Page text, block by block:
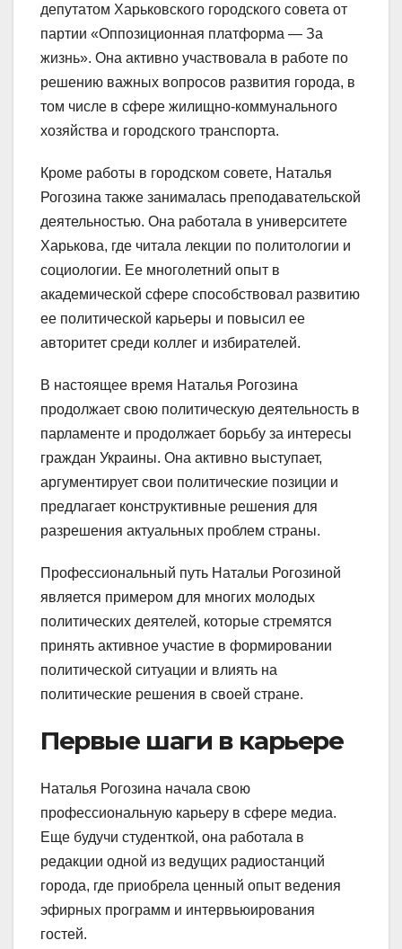
депутатом Харьковского городского совета от
партии «Оппозиционная платформа — За
жизнь». Она активно участвовала в работе по
решению важных вопросов развития города, в
том числе в сфере жилищно-коммунального
хозяйства и городского транспорта.
Кроме работы в городском совете, Наталья
Рогозина также занималась преподавательской
деятельностью. Она работала в университете
Харькова, где читала лекции по политологии и
социологии. Ее многолетний опыт в
академической сфере способствовал развитию
ее политической карьеры и повысил ее
авторитет среди коллег и избирателей.
В настоящее время Наталья Рогозина
продолжает свою политическую деятельность в
парламенте и продолжает борьбу за интересы
граждан Украины. Она активно выступает,
аргументирует свои политические позиции и
предлагает конструктивные решения для
разрешения актуальных проблем страны.
Профессиональный путь Натальи Рогозиной
является примером для многих молодых
политических деятелей, которые стремятся
принять активное участие в формировании
политической ситуации и влиять на
политические решения в своей стране.
Первые шаги в карьере
Наталья Рогозина начала свою
профессиональную карьеру в сфере медиа.
Еще будучи студенткой, она работала в
редакции одной из ведущих радиостанций
города, где приобрела ценный опыт ведения
эфирных программ и интервьюирования
гостей.